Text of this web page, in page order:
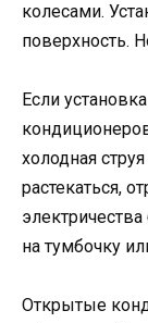
колесами.
поверхность.
Если
холодная
растекаться,
на тумбочку
Открытые